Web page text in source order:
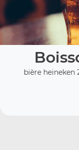
bière heineken